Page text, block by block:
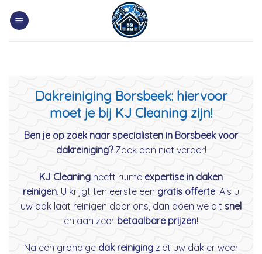
Dakreiniging Borsbeek: hiervoor
moet je bij KJ Cleaning zijn!
Ben je op zoek naar specialisten in Borsbeek voor
dakreiniging?Zoek dan niet verder!
KJ Cleaning heeft ruime expertise in daken
reinigen. U krijgt ten eerste een gratis offerte. Als u
uw dak laat reinigen door ons, dan doen we dit snel
en aan zeer betaalbare prijzen!
Na een grondige dak reinigingziet uw dak er weer